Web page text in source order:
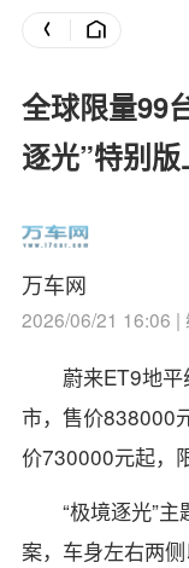
全球限量99
逐光”特别
万车网
2026/06/21 16:06 |
蔚来ET9地平
市，售价838000
价730000元起，
“极境逐光”
案，车身左右两